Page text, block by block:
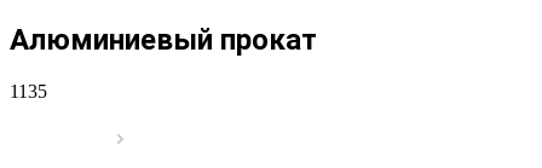
Алюминиевый прокат
1135